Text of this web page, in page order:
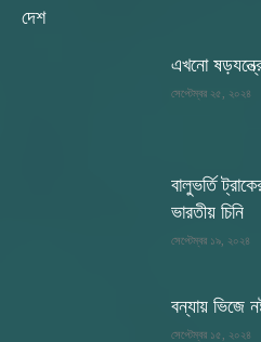
দেশ
এখনো
সেপ্টেম্বর ২৫, ২০২৪
বালুভর্তি
ভারতীয় চিনি
সেপ্টেম্বর ১৯, ২০২৪
বন্যায় ভিজে
সেপ্টেম্বর ১৫, ২০২৪